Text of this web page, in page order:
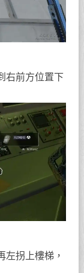
右前方位置下
左拐上樓梯，